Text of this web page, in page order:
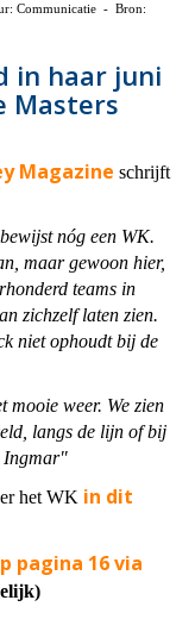
Communicatie - Bron:
in haar juni
Masters
Magazine schrijft
nóg een WK.
maar gewoon hier,
teams in
zichzelf laten zien.
niet ophoudt bij de
mooie weer. We zien
langs de lijn of bij
Ingmar"
het WK in dit
pagina 16 via